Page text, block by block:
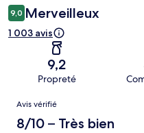
9,0 Merveilleux
1 003 avis
9,2
Propreté
Avis
Avis vérifié
8/10 – Très bien